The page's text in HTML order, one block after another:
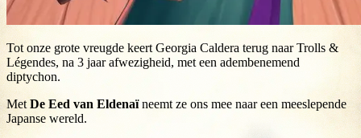
Tot onze grote vreugde keert Georgia Caldera terug naar Trolls &
Légendes, na 3 jaar afwezigheid, met een adembenemend
diptychon.
MetDe Eed van Eldenaïneemt ze ons mee naar een meeslepende
Japanse wereld.